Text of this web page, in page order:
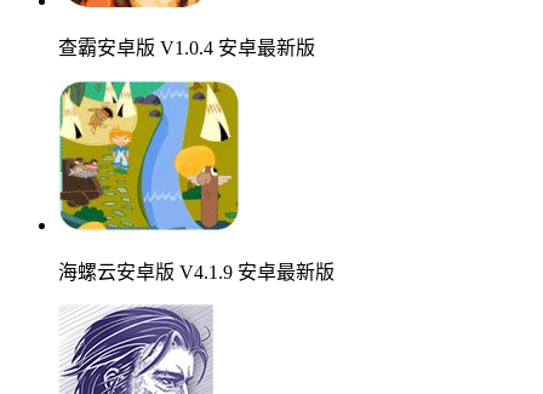
查霸安卓版 V1.0.4 安卓最新版
海螺云安卓版 V4.1.9 安卓最新版